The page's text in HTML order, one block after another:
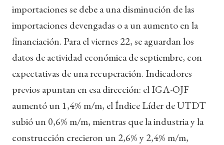
importaciones se debe a una disminución de las
importaciones devengadas o a un aumento en la
financiación. Para el viernes 22, se aguardan los
datos de actividad económica de septiembre, con
expectativas de una recuperación. Indicadores
previos apuntan en esa dirección: el IGA-OJF
aumentó un 1,4% m/m, el Índice Líder de UTDT
subió un 0,6% m/m, mientras que la industria y la
construcción crecieron un 2,6% y 2,4% m/m,